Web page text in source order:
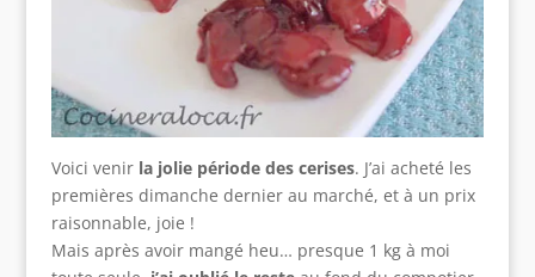
Voici venirla jolie période des cerises. J’ai acheté les
premières dimanche dernier au marché, et à un prix
raisonnable, joie !
Mais après avoir mangé heu… presque 1 kg à moi